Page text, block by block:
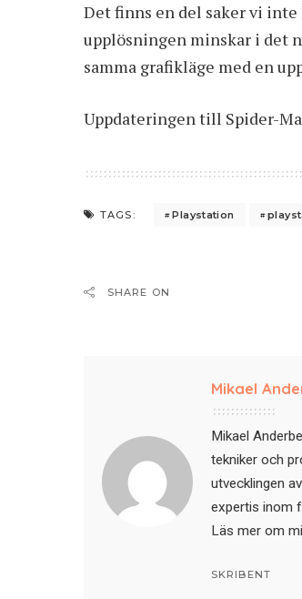
Det finns en del saker vi
upplösningen minskar i det
samma grafikläge med en
Uppdateringen till Spider-
TAGS: Playstation
SHARE ON
Mikael
Mikael
tekniker och
utvecklingen
expertis inom
Läs mer om
SKRIBENT